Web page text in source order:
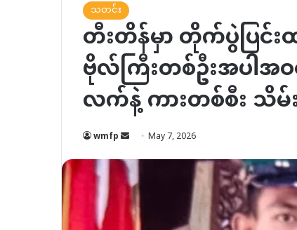
သတင်း
တီးတိန်မှာ တိုက်ပွဲပြင်
ဗိုလ်ကြီးတစ်ဦးအပါအ
လက်နဲ့ ကားတစ်စီး သိ
wmfp Send
email
May 7, 2026